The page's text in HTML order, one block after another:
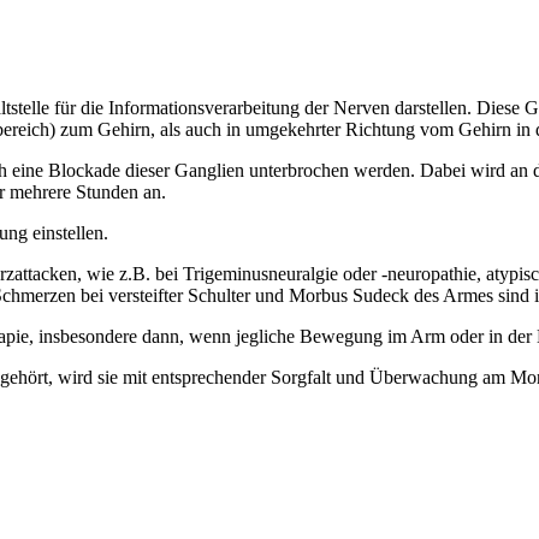
für die Informationsverarbeitung der Nerven darstellen. Diese
zum Gehirn, als auch in umgekehrter Richtung vom Gehirn in
eine Blockade dieser Ganglien unterbrochen werden. Dabei wird
Stunden an.
einstellen.
wie z.B. bei Trigeminusneuralgie oder -neuropathie,
bei versteifter Schulter und Morbus Sudeck des Armes sind
insbesondere dann, wenn jegliche Bewegung im Arm oder in der
wird sie mit entsprechender Sorgfalt und Überwachung am